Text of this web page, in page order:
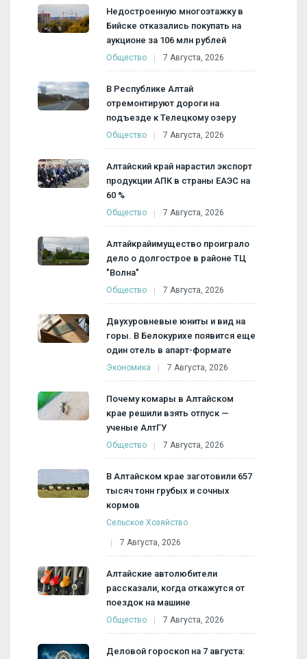
Недостроенную многоэтажку в
Бийске отказались покупать на
аукционе за 106 млн рублей
Общество 7 Августа, 2026
В Республике Алтай
отремонтируют дороги на
подъезде к Телецкому озеру
Общество 7 Августа, 2026
Алтайский край нарастил экспорт
продукции АПК в страны ЕАЭС на
60 %
Общество 7 Августа, 2026
Алтайкрайимущество проиграло
дело о долгострое в районе ТЦ
"Волна"
Общество 7 Августа, 2026
Двухуровневые юниты и вид на
горы. В Белокурихе появится еще
один отель в апарт-формате
Экономика 7 Августа, 2026
Почему комары в Алтайском
крае решили взять отпуск —
ученые АлтГУ
Общество 7 Августа, 2026
В Алтайском крае заготовили 657
тысяч тонн грубых и сочных
кормов
Сельское Хозяйство
7 Августа, 2026
Алтайские автолюбители
рассказали, когда откажутся от
поездок на машине
Общество 7 Августа, 2026
Деловой гороскоп на 7 августа: